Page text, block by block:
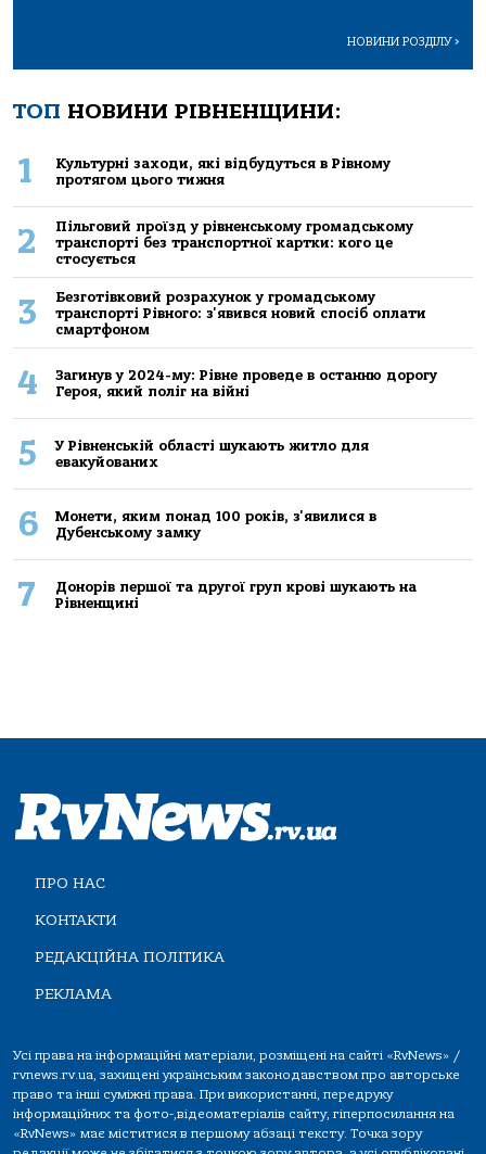
НОВИНИ РОЗДІЛУ>
ТОП НОВИНИ РІВНЕНЩИНИ:
1
Культурні заходи, які відбудуться в Рівному
протягом цього тижня
2
Пільговий проїзд у рівненському громадському
транспорті без транспортної картки: кого це
стосується
3
Безготівковий розрахунок у громадському
транспорті Рівного: з'явився новий спосіб оплати
смартфоном
4
Загинув у 2024-му: Рівне проведе в останню дорогу
Героя, який поліг на війні
5
У Рівненській області шукають житло для
евакуйованих
6
Монети, яким понад 100 років, з'явилися в
Дубенському замку
7
Донорів першої та другої груп крові шукають на
Рівненщині
ПРО НАС
КОНТАКТИ
РЕДАКЦІЙНА ПОЛІТИКА
РЕКЛАМА
Усі права на інформаційні матеріали, розміщені на сайті «RvNews» /
rvnews.rv.ua, захищені українським законодавством про авторське
право та інші суміжні права. При використанні, передруку
інформаційних та фото-,відеоматеріалів сайту, гіперпосилання на
«RvNews» має міститися в першому абзаці тексту. Точка зору